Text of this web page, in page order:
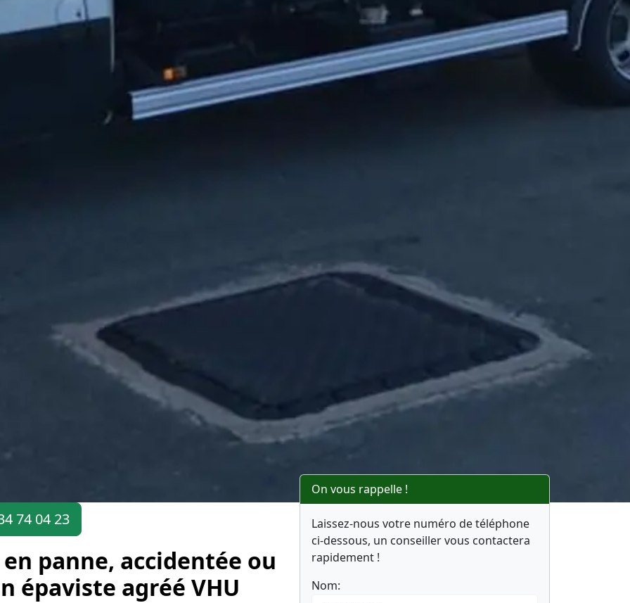
74 04 23
panne, accidentée ou
épaviste agréé VHU
On vous rappelle !
Laissez-nous votre numéro de téléphone
ci-dessous, un conseiller vous contactera
rapidement !
Nom: